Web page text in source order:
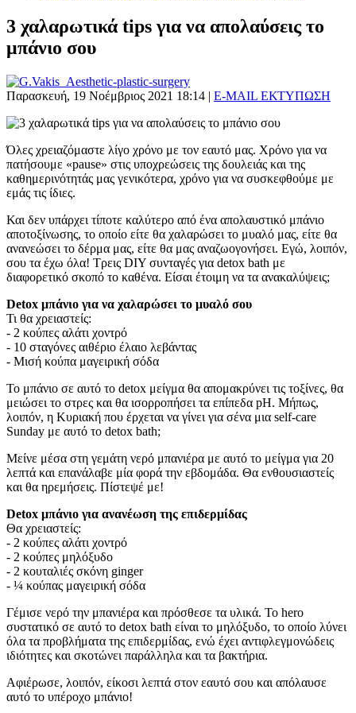
3 χαλαρωτικά tips για να απολαύσεις το
μπάνιο σου
Παρασκευή, 19 Νοέμβριος 2021 18:14 | E-MAIL ΕΚΤΥΠΩΣΗ
Όλες χρειαζόμαστε λίγο χρόνο με τον εαυτό μας. Χρόνο για να
πατήσουμε «pause» στις υποχρεώσεις της δουλειάς και της
καθημερινότητάς μας γενικότερα, χρόνο για να συσκεφθούμε με
εμάς τις ίδιες.
Και δεν υπάρχει τίποτε καλύτερο από ένα απολαυστικό μπάνιο
αποτοξίνωσης, το οποίο είτε θα χαλαρώσει το μυαλό μας, είτε θα
ανανεώσει το δέρμα μας, είτε θα μας αναζωογονήσει. Εγώ, λοιπόν,
σου τα έχω όλα! Τρεις DIY συνταγές για detox bath με
διαφορετικό σκοπό το καθένα. Είσαι έτοιμη να τα ανακαλύψεις;
Detox μπάνιο για να χαλαρώσει το μυαλό σου
Τι θα χρειαστείς:
- 2 κούπες αλάτι χοντρό
- 10 σταγόνες αιθέριο έλαιο λεβάντας
- Μισή κούπα μαγειρική σόδα
Το μπάνιο σε αυτό το detox μείγμα θα απομακρύνει τις τοξίνες, θα
μειώσει το στρες και θα ισορροπήσει τα επίπεδα pH. Μήπως,
λοιπόν, η Κυριακή που έρχεται να γίνει για σένα μια self-care
Sunday με αυτό το detox bath;
Μείνε μέσα στη γεμάτη νερό μπανιέρα με αυτό το μείγμα για 20
λεπτά και επανάλαβε μία φορά την εβδομάδα. Θα ενθουσιαστείς
και θα ηρεμήσεις. Πίστεψέ με!
Detox μπάνιο για ανανέωση της επιδερμίδας
Θα χρειαστείς:
- 2 κούπες αλάτι χοντρό
- 2 κούπες μηλόξυδο
- 2 κουταλιές σκόνη ginger
- ¼ κούπας μαγειρική σόδα
Γέμισε νερό την μπανιέρα και πρόσθεσε τα υλικά. Το hero
συστατικό σε αυτό το detox bath είναι το μηλόξυδο, το οποίο λύνει
όλα τα προβλήματα της επιδερμίδας, ενώ έχει αντιφλεγμονώδεις
ιδιότητες και σκοτώνει παράλληλα και τα βακτήρια.
Αφιέρωσε, λοιπόν, είκοσι λεπτά στον εαυτό σου και απόλαυσε
αυτό το υπέροχο μπάνιο!